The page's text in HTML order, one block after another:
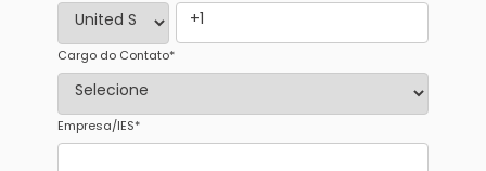
Cargo do Contato*
Empresa/IES*